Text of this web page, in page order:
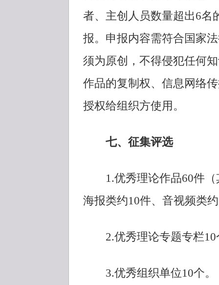
者、主创人员数量超出6名
报。申报内容需符合国家
须为原创，不得侵犯任何
作品的复制权、信息网络
授权给组织方使用。
七、征集评选
1.优秀理论作品60件（
海报类约10件、音视频类
2.优秀理论专题专栏10
3.优秀组织单位10个。